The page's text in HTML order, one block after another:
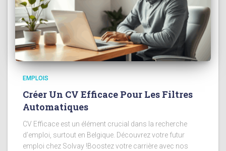
EMPLOIS
Créer Un CV Efficace Pour Les Filtres
Automatiques
CV Efficace est un élément crucial dans la recherche
d’emploi, surtout en Belgique. Découvrez votre futur
emploi chez Solvay !Boostez votre carrière avec nos